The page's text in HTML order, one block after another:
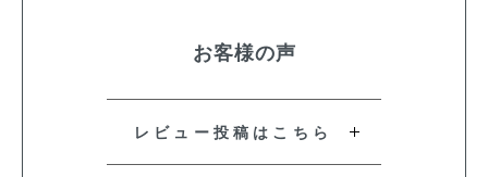
お客様の声
レビュー投稿はこちら